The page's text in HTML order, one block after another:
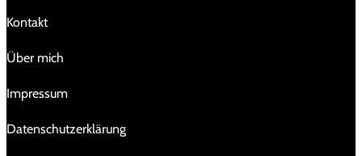
Kontakt
Über mich
Impressum
Da­ten­schutz­er­klä­rung